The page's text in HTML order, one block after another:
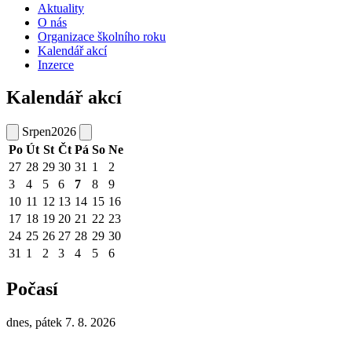
Aktuality
O nás
Organizace školního roku
Kalendář akcí
Inzerce
Kalendář akcí
Srpen2026
Po Út St Čt Pá So Ne
27 28 29 30 31 1
2
3
4 5 6 7 8
9
10 11 12 13 14 15 16
17 18 19 20 21 22 23
24 25 26 27 28 29 30
31 1 2 3 4 5 6
Počasí
dnes, pátek 7. 8. 2026